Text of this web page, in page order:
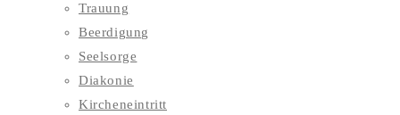
Trauung
Beerdigung
Seelsorge
Diakonie
Kircheneintritt